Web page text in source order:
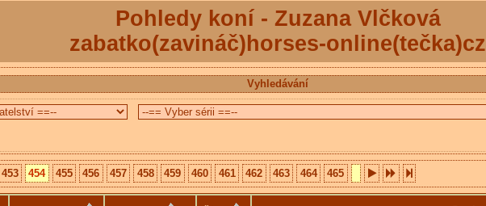
Pohledy koní - Zuzana Vlčková
zabatko(zavináč)horses-online(tečka)cz
Vyhledávání
453 454 455 456 457 458 459 460 461 462 463 464 465